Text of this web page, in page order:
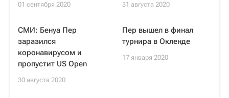
01 сентября 2020 31 августа 2020
СМИ: Бенуа Пер
заразился
коронавирусом и
пропустит US Open
30 августа 2020
Пер вышел в финал
турнира в Окленде
17 января 2020